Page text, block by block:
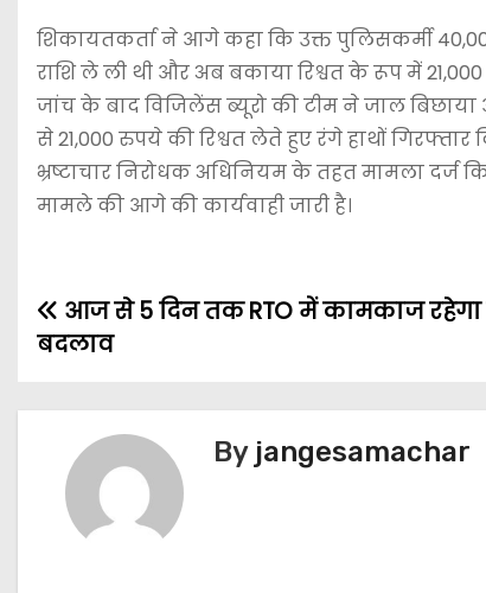
शिकायतकर्ता ने आगे कहा कि उक्त पुलिसकर्मी
राशि ले ली थी और अब बकाया रिश्वत के रूप में
जांच के बाद विजिलेंस ब्यूरो की टीम ने जाल बिछाया
से 21,000 रुपये की रिश्वत लेते हुए रंगे हाथों
भ्रष्टाचार निरोधक अधिनियम के तहत मामला दर्ज
मामले की आगे की कार्यवाही जारी है।
आज से 5 दिन तक RTO में कामकाज रहेगा
बदलाव
By jangesamachar